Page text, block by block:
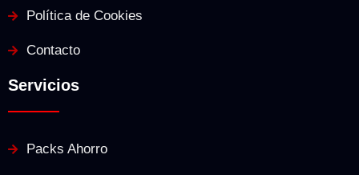
Política de Cookies
Contacto
Servicios
Packs Ahorro